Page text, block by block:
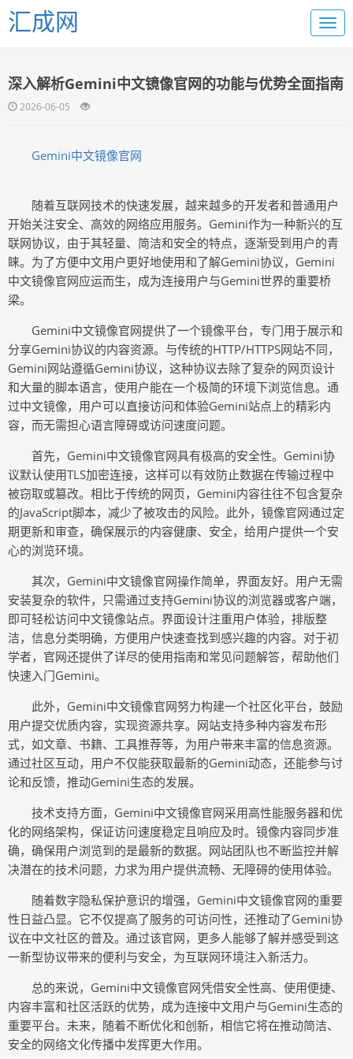
汇成网
深入解析Gemini中文镜像官网的功能与优势全面指南
2026-06-05
Gemini中文镜像官网
随着互联网技术的快速发展，越来越多的开发者和普通用户
开始关注安全、高效的网络应用服务。Gemini作为一种新兴的互
联网协议，由于其轻量、简洁和安全的特点，逐渐受到用户的青
睐。为了方便中文用户更好地使用和了解Gemini协议，Gemini
中文镜像官网应运而生，成为连接用户与Gemini世界的重要桥
梁。
Gemini中文镜像官网提供了一个镜像平台，专门用于展示和
分享Gemini协议的内容资源。与传统的HTTP/HTTPS网站不同，
Gemini网站遵循Gemini协议，这种协议去除了复杂的网页设计
和大量的脚本语言，使用户能在一个极简的环境下浏览信息。通
过中文镜像，用户可以直接访问和体验Gemini站点上的精彩内
容，而无需担心语言障碍或访问速度问题。
首先，Gemini中文镜像官网具有极高的安全性。Gemini协
议默认使用TLS加密连接，这样可以有效防止数据在传输过程中
被窃取或篡改。相比于传统的网页，Gemini内容往往不包含复杂
的JavaScript脚本，减少了被攻击的风险。此外，镜像官网通过定
期更新和审查，确保展示的内容健康、安全，给用户提供一个安
心的浏览环境。
其次，Gemini中文镜像官网操作简单，界面友好。用户无需
安装复杂的软件，只需通过支持Gemini协议的浏览器或客户端，
即可轻松访问中文镜像站点。界面设计注重用户体验，排版整
洁，信息分类明确，方便用户快速查找到感兴趣的内容。对于初
学者，官网还提供了详尽的使用指南和常见问题解答，帮助他们
快速入门Gemini。
此外，Gemini中文镜像官网努力构建一个社区化平台，鼓励
用户提交优质内容，实现资源共享。网站支持多种内容发布形
式，如文章、书籍、工具推荐等，为用户带来丰富的信息资源。
通过社区互动，用户不仅能获取最新的Gemini动态，还能参与讨
论和反馈，推动Gemini生态的发展。
技术支持方面，Gemini中文镜像官网采用高性能服务器和优
化的网络架构，保证访问速度稳定且响应及时。镜像内容同步准
确，确保用户浏览到的是最新的数据。网站团队也不断监控并解
决潜在的技术问题，力求为用户提供流畅、无障碍的使用体验。
随着数字隐私保护意识的增强，Gemini中文镜像官网的重要
性日益凸显。它不仅提高了服务的可访问性，还推动了Gemini协
议在中文社区的普及。通过该官网，更多人能够了解并感受到这
一新型协议带来的便利与安全，为互联网环境注入新活力。
总的来说，Gemini中文镜像官网凭借安全性高、使用便捷、
内容丰富和社区活跃的优势，成为连接中文用户与Gemini生态的
重要平台。未来，随着不断优化和创新，相信它将在推动简洁、
安全的网络文化传播中发挥更大作用。